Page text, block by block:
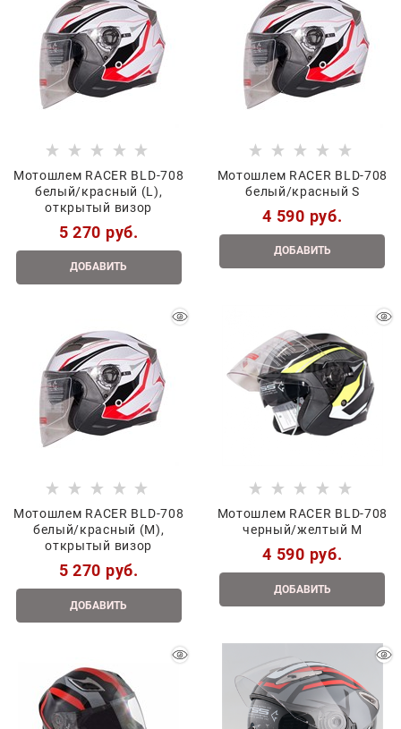
Мотошлем RACER BLD-708
белый/красный (L),
открытый визор
5 270 руб.
ДОБАВИТЬ
Мотошлем RACER BLD-708
белый/красный S
4 590 руб.
ДОБАВИТЬ
Мотошлем RACER BLD-708
белый/красный (M),
открытый визор
5 270 руб.
ДОБАВИТЬ
Мотошлем RACER BLD-708
черный/желтый M
4 590 руб.
ДОБАВИТЬ